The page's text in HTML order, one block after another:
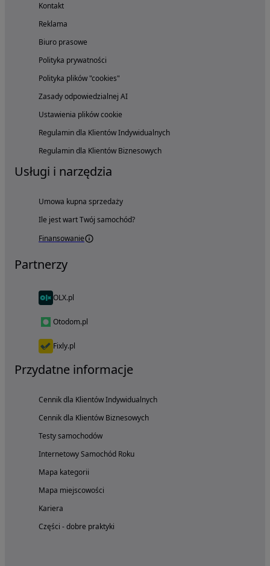
Kontakt
Reklama
Biuro prasowe
Polityka prywatności
Polityka plików "cookies"
Zasady odpowiedzialnej AI
Ustawienia plików cookie
Regulamin dla Klientów Indywidualnych
Regulamin dla Klientów Biznesowych
Usługi i narzędzia
Umowa kupna sprzedaży
Ile jest wart Twój samochód?
Finansowanie
Partnerzy
OLX.pl
Otodom.pl
Fixly.pl
Przydatne informacje
Cennik dla Klientów Indywidualnych
Cennik dla Klientów Biznesowych
Testy samochodów
Internetowy Samochód Roku
Mapa kategorii
Mapa miejscowości
Kariera
Części - dobre praktyki